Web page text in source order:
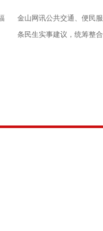
金山网讯公共交通、便民
条民生实事建议，统筹整